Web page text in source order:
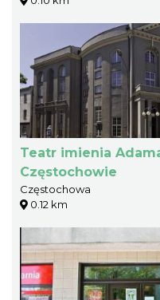
Teatr imienia
Częstochowie
Częstochowa
0.12 km